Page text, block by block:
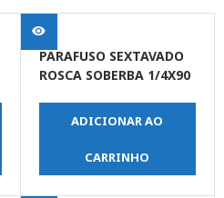
PARAFUSO SEXTAVADO
ROSCA SOBERBA 1/4X90
ADICIONAR AO
CARRINHO